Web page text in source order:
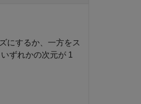
にするか、一方をス
ずれかの次元が 1